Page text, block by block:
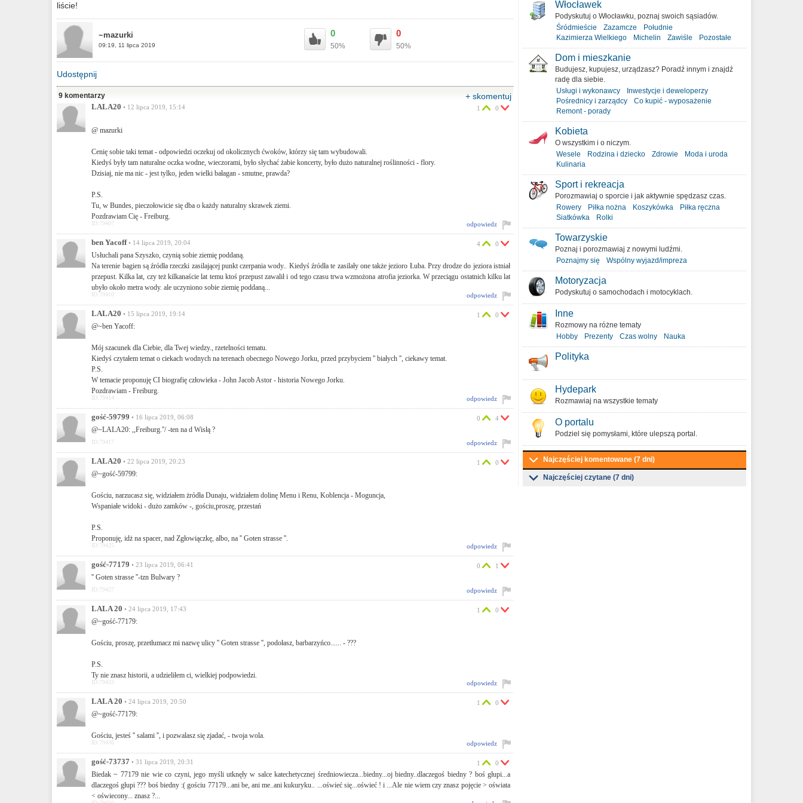
liście!
~mazurki
09:19, 11 lipca 2019
0
50%
0
50%
Udostępnij
9 komentarzy + skomentuj
LALA20 • 12 lipca 2019, 15:14
@ mazurki
Cenię sobie taki temat - odpowiedzi oczekuj od okolicznych ćwoków, którzy się tam wybudowali.
Kiedyś były tam naturalne oczka wodne, wieczorami, było słychać żabie koncerty, było dużo naturalnej roślinności - flory.
Dzisiaj, nie ma nic - jest tylko, jeden wielki bałagan - smutne, prawda?
P.S.
Tu, w Bundes, pieczołowicie się dba o każdy naturalny skrawek ziemi.
Pozdrawiam Cię - Freiburg.
1 0
odpowiedz
ID:79407
ben Yacoff• 14 lipca 2019, 20:04
Usłuchali pana Szyszko, czynią sobie ziemię poddaną.
Na terenie bagien są źródła rzeczki zasilającej punkt czerpania wody.. Kiedyś źródła te zasilały one także jezioro Łuba. Przy drodze do jeziora istniał
przepust. Kilka lat, czy też kilkanaście lat temu ktoś przepust zawalił i od tego czasu trwa wzmożona atrofia jeziorka. W przeciągu ostatnich kilku lat
ubyło około metra wody. ale uczyniono sobie ziemię poddaną...
4 0
odpowiedz
ID:79410
LALA20 • 15 lipca 2019, 19:14
@~ben Yacoff:
Mój szacunek dla Ciebie, dla Twej wiedzy., rzetelności tematu.
Kiedyś czytałem temat o ciekach wodnych na terenach obecnego Nowego Jorku, przed przybyciem '' białych '', ciekawy temat.
P.S.
W temacie proponuję CI biografię człowieka - John Jacob Astor - historia Nowego Jorku.
Pozdrawiam - Freiburg.
1 0
odpowiedz
ID:79414
gość-59799 • 16 lipca 2019, 06:08
@~LALA20: ,,Freiburg.''/ -ten na d Wisłą ?
0 4
odpowiedz
ID:79417
LALA20 • 22 lipca 2019, 20:23
@~gość-59799:
Gościu, narzucasz się, widziałem żródła Dunaju, widziałem dolinę Menu i Renu, Koblencja - Moguncja,
Wspaniałe widoki - dużo zamków -, gościu,proszę, przestań
P.S.
Proponuję, idż na spacer, nad Zgłowiączkę, albo, na '' Goten strasse ''.
1 0
odpowiedz
ID:79425
gość-77179 • 23 lipca 2019, 06:41
'' Goten strasse ''-tzn Bulwary ?
0 1
odpowiedz
ID:79427
LALA 20 • 24 lipca 2019, 17:43
@~gość-77179:
Gościu, proszę, przetłumacz mi nazwę ulicy '' Goten strasse '', podołasz, barbarzyńco...... - ???
P.S.
Ty nie znasz historii, a udzieliłem ci, wielkiej podpowiedzi.
1 0
odpowiedz
ID:79433
LALA 20 • 24 lipca 2019, 20:50
@~gość-77179:
Gościu, jesteś '' salami '', i pozwalasz się zjadać, - twoja wola.
1 0
odpowiedz
ID:79436
gość-73737 • 31 lipca 2019, 20:31
Biedak ~ 77179 nie wie co czyni, jego myśli utknęły w salce katechetycznej średniowiecza...biedny...oj biedny..dlaczegoś biedny ? boś głupi...a
dlaczegoś głupi ??? boś biedny :( gościu 77179...ani be, ani me..ani kukuryku.. ...oświeć się...oświeć ! i ...Ale nie wiem czy znasz pojęcie > oświata
< oświecony... znasz ?...
1 0
Włocławek
Podyskutuj o Włocławku, poznaj swoich sąsiadów.
Śródmieście
Zazamcze
Południe
Kazimierza Wielkiego
Michelin Zawiśle Pozostałe
Dom i mieszkanie
Budujesz, kupujesz, urządzasz? Poradź innym i znajdź
radę dla siebie.
Usługi i wykonawcy
Inwestycje i deweloperzy
Pośrednicy i zarządcy
Co kupić - wyposażenie
Remont - porady
Kobieta
O wszystkim i o niczym.
Wesele
Rodzina i dziecko Zdrowie
Moda i uroda
Kulinaria
Sport i rekreacja
Porozmawiaj o sporcie i jak aktywnie spędzasz czas.
Rowery
Piłka nożna Koszykówka
Piłka ręczna
Siatkówka
Rolki
Towarzyskie
Poznaj i porozmawiaj z nowymi ludźmi.
Poznajmy się
Wspólny wyjazd/impreza
Motoryzacja
Podyskutuj o samochodach i motocyklach.
Inne
Rozmowy na różne tematy
Hobby
Prezenty Czas wolny Nauka
Polityka
Hydepark
Rozmawiaj na wszystkie tematy
O portalu
Podziel się pomysłami, które ulepszą portal.
Najczęściej komentowane (7 dni)
Najczęściej czytane (7 dni)